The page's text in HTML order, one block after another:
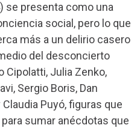
se presenta como una
social, pero lo que
más a un delirio casero
del desconcierto
Cipolatti, Julia Zenko,
Sergio Boris, Dan
Puyó, figuras que
sumar anécdotas que